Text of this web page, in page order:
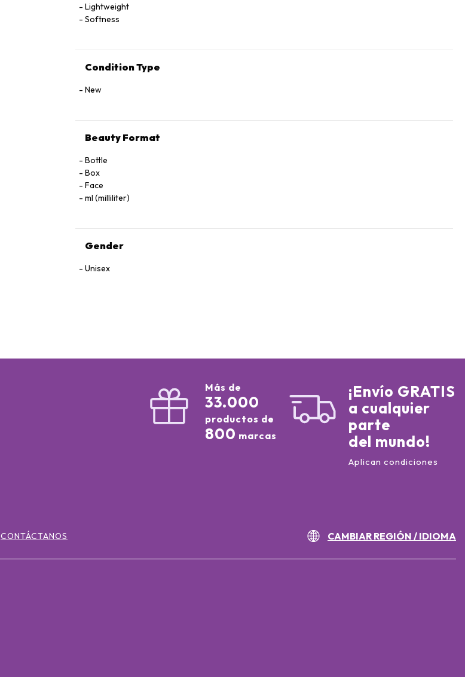
Lightweight
Softness
Condition Type
New
Beauty Format
Bottle
Box
Face
ml (milliliter)
Gender
Unisex
Más de
33.000
productos de
800 marcas
¡Envío GRATIS
a cualquier
parte
del mundo!
Aplican condiciones
CONTÁCTANOS CAMBIAR REGIÓN / IDIOMA